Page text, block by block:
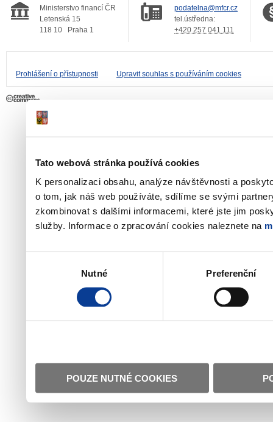
Tato webová stránka používá cookies
K personalizaci obsahu, analýze návštěvnosti a
o tom, jak náš web používáte, sdílíme se svými
zkombinovat s dalšími informacemi, které jste jim
služby. Informace o zpracování cookies naleznete na
Nutné Preferenční
POUZE NUTNÉ COOKIES
Ministerstvo financí ČR
Letenská 15
118 10
Praha 1
podatelna@mfcr.cz
tel.ústředna:
+420 257 041 111
Prohlášení o přístupnosti Upravit souhlas s používáním cookies